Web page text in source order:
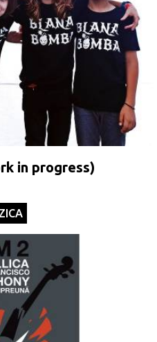
in progress)